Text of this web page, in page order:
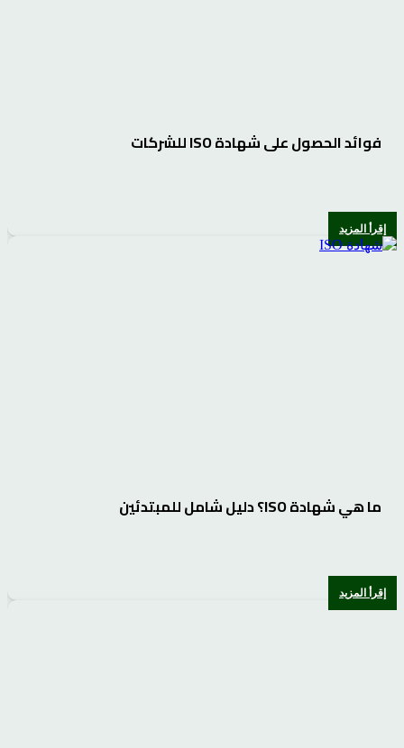
فوائد الحصول على شهادة ISO للشركات
إقرأ المزيد
ما هي شهادة ISO؟ دليل شامل للمبتدئين
إقرأ المزيد